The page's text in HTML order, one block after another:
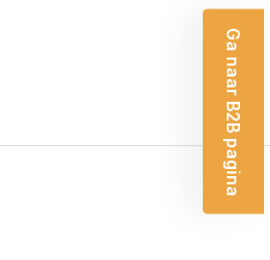
Ga naar B2B pagina